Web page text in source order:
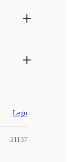
Lego
21137